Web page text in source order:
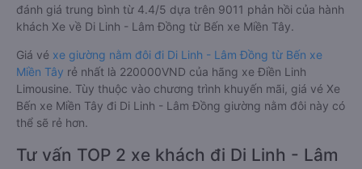
đánh giá trung bình từ 4.4/5 dựa trên 9011 phản hồi của hành
khách Xe về Di Linh - Lâm Đồng từ Bến xe Miền Tây.
Giá vé xe giường nằm đôi đi Di Linh - Lâm Đồng từ Bến xe
Miền Tây rẻ nhất là 220000VND của hãng xe Điền Linh
Limousine. Tùy thuộc vào chương trình khuyến mãi, giá vé Xe
Bến xe Miền Tây đi Di Linh - Lâm Đồng giường nằm đôi này có
thể sẽ rẻ hơn.
Tư vấn TOP 2 xe khách đi Di Linh - Lâm